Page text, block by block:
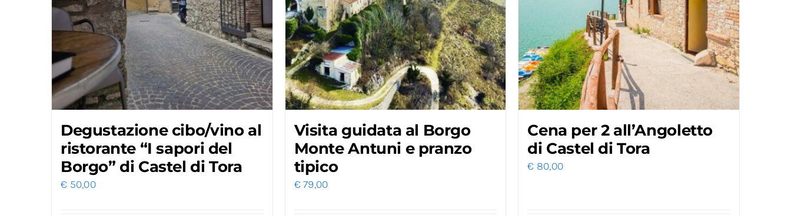
Degustazione cibo/vino al
ristorante “I sapori del
Borgo” di Castel di Tora
€ 50,00
Visita guidata al Borgo
Monte Antuni e pranzo
tipico
€ 79,00
Cena per 2 all’Angoletto
di Castel di Tora
€ 80,00